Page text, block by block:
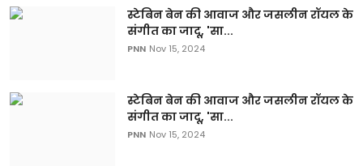
स्टेबिन बेन की आवाज और जसलीन रॉयल के
संगीत का जादू, 'सा...
PNN Nov 15, 2024
स्टेबिन बेन की आवाज और जसलीन रॉयल के
संगीत का जादू, 'सा...
PNN Nov 15, 2024